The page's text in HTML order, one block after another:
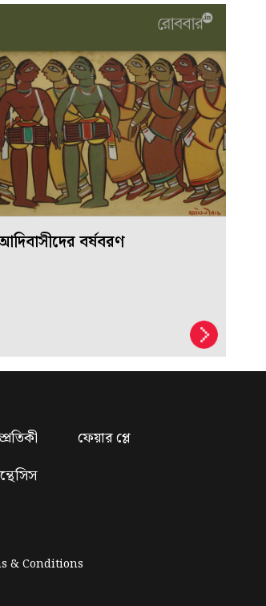
বর্ষবরণ
ফেয়ার প্লে
& Conditions